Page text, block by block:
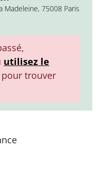
Madeleine, 75008 Paris
utilisez le
pour trouver